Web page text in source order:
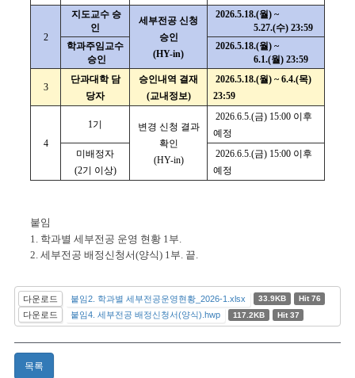
2
지도교수 승
인
세부전공 신청
승인
(HY-in)
2026.5.18.(월) ~
5.27.(수) 23:59
학과주임교수
승인
2026.5.18.(월) ~
6.1.(월) 23:59
3
단과대학 담
당자
승인내역 결재
(교내정보)
2026.5.18.(월) ~ 6.4.(목)
23:59
4
1기
변경 신청 결과
확인
(HY-in)
2026.6.5.(금) 15:00 이후
예정
미배정자
(2기 이상)
2026.6.5.(금) 15:00 이후
예정
붙임
1. 학과별 세부전공 운영 현황 1부.
2. 세부전공 배정신청서(양식) 1부. 끝.
다운로드 붙임2. 학과별 세부전공운영현황_2026-1.xlsx 33.9KB Hit 76
다운로드 붙임4. 세부전공 배정신청서(양식).hwp 117.2KB Hit 37
목록